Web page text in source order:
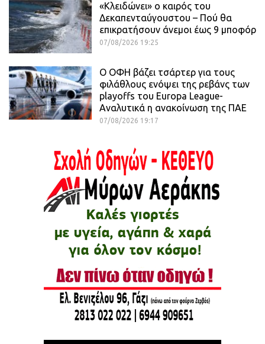
«Κλειδώνει» ο καιρός του
Δεκαπενταύγουστου – Πού θα
επικρατήσουν άνεμοι έως 9 μποφόρ
07/08/2026 19:25
Ο ΟΦΗ βάζει τσάρτερ για τους
φιλάθλους ενόψει της ρεβάνς των
playoffs του Europa League-
Αναλυτικά η ανακοίνωση της ΠΑΕ
07/08/2026 19:17